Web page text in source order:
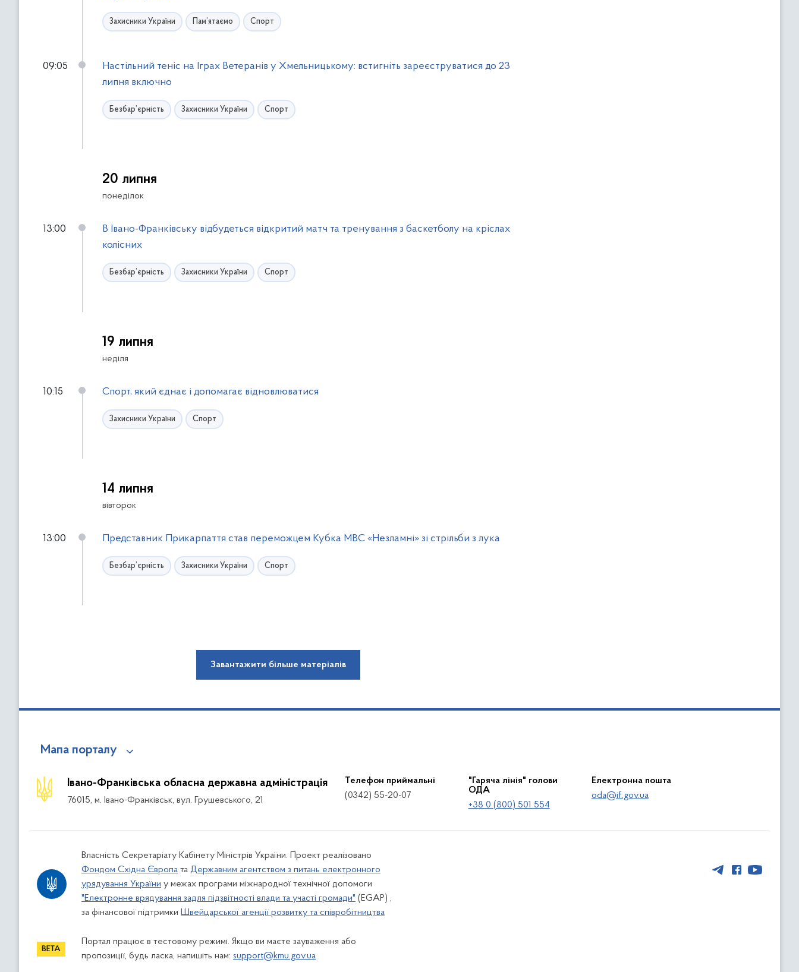
Захисники України Пам’ятаємо Спорт
09:05
Настільний теніс на Іграх Ветеранів у Хмельницькому: встигніть зареєструватися до 23
липня включно
Безбар’єрність Захисники України Спорт
20 липня
понеділок
13:00
В Івано-Франківську відбудеться відкритий матч та тренування з баскетболу на кріслах
колісних
Безбар’єрність Захисники України Спорт
19 липня
неділя
10:15 Спорт, який єднає і допомагає відновлюватися
Захисники України Спорт
14 липня
вівторок
13:00 Представник Прикарпаття став переможцем Кубка МВС «Незламні» зі стрільби з лука
Безбар’єрність Захисники України Спорт
Завантажити більше матеріалів
Мапа порталу
Івано-Франківська обласна державна адміністрація
76015, м. Івано-Франківськ, вул. Грушевського, 21
Телефон приймальні
(0342) 55-20-07
"Гаряча лінія" голови
ОДА
+38 0 (800) 501 554
Електронна пошта
oda@if.gov.ua
Власність Секретаріату Кабінету Міністрів України. Проект реалізовано
Фондом Східна Європа та Державним агентством з питань електронного
урядування України у межах програми міжнародної технічної допомоги
"Електронне врядування задля підзвітності влади та участі громади" (EGAP) ,
за фінансової підтримки Швейцарської агенції розвитку та співробітництва
Портал працює в тестовому режимі. Якщо ви маєте зауваження або
пропозиції, будь ласка, напишіть нам: support@kmu.gov.ua